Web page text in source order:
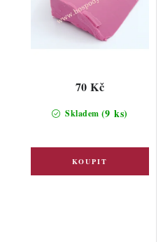
Skladem (9 ks)
70 Kč